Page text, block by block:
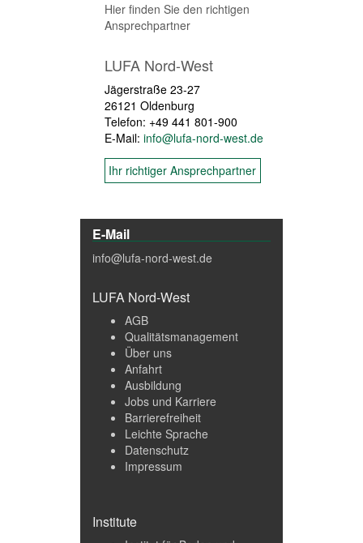
Hier finden Sie den richtigen
Ansprechpartner
LUFA Nord-West
Jägerstraße 23-27
26121 Oldenburg
Telefon: +49 441 801-900
E-Mail: info@lufa-nord-west.de
Ihr richtiger Ansprechpartner
E-Mail
info@lufa-nord-west.de
LUFA Nord-West
AGB
Qualitätsmanagement
Über uns
Anfahrt
Ausbildung
Jobs und Karriere
Barrierefreiheit
Leichte Sprache
Datenschutz
Impressum
Institute